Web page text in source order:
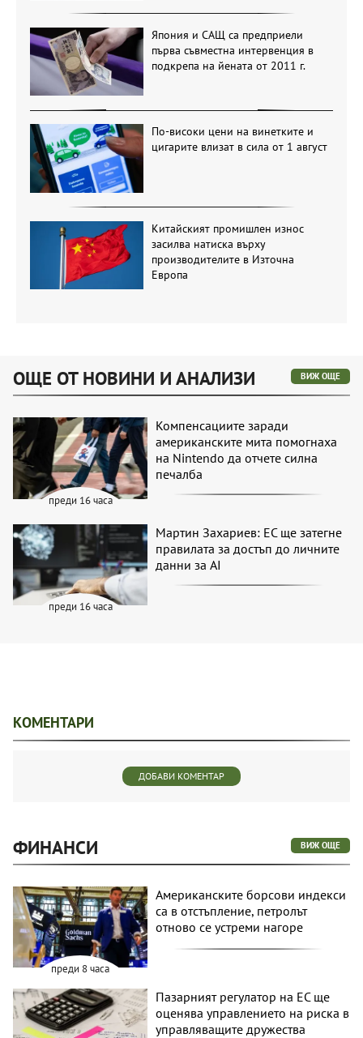
Япония и САЩ са предприели
първа съвместна интервенция в
подкрепа на йената от 2011 г.
По-високи цени на винетките и
цигарите влизат в сила от 1 август
Китайският промишлен износ
засилва натиска върху
производителите в Източна
Европа
ОЩЕ ОТ НОВИНИ И АНАЛИЗИ ВИЖ ОЩЕ
преди 16 часа
Компенсациите заради
американските мита помогнаха
на Nintendo да отчете силна
печалба
преди 16 часа
Мартин Захариев: ЕС ще затегне
правилата за достъп до личните
данни за AI
КОМЕНТАРИ
ДОБАВИ КОМЕНТАР
ФИНАНСИ ВИЖ ОЩЕ
преди 8 часа
Американските борсови индекси
са в отстъпление, петролът
отново се устреми нагоре
Пазарният регулатор на ЕС ще
оценява управлението на риска в
управляващите дружества